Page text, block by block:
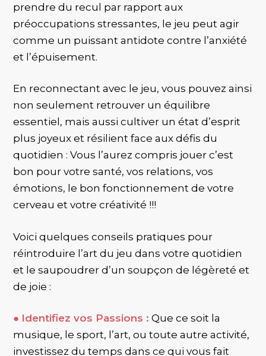
prendre du recul par rapport aux
préoccupations stressantes, le jeu peut agir
comme un puissant antidote contre l’anxiété
et l’épuisement.
En reconnectant avec le jeu, vous pouvez ainsi
non seulement retrouver un équilibre
essentiel, mais aussi cultiver un état d’esprit
plus joyeux et résilient face aux défis du
quotidien : Vous l’aurez compris jouer c’est
bon pour votre santé, vos relations, vos
émotions, le bon fonctionnement de votre
cerveau et votre créativité !!!
Voici quelques conseils pratiques pour
réintroduire l’art du jeu dans votre quotidien
et le saupoudrer d’un soupçon de légèreté et
de joie :
● Identifiez vos Passions : Que ce soit la
musique, le sport, l’art, ou toute autre activité,
investissez du temps dans ce qui vous fait